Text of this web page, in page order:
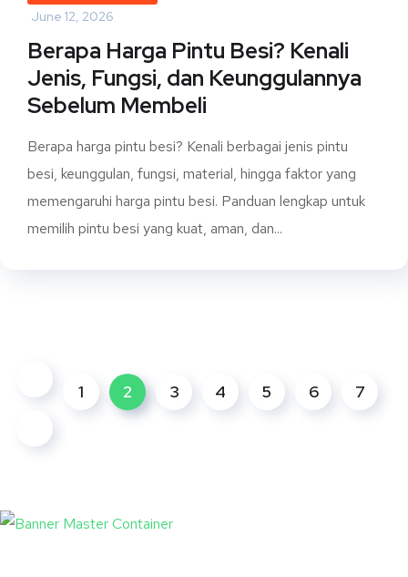
June 12, 2026
Berapa Harga Pintu Besi? Kenali
Jenis, Fungsi, dan Keunggulannya
Sebelum Membeli
Berapa harga pintu besi? Kenali berbagai jenis pintu
besi, keunggulan, fungsi, material, hingga faktor yang
memengaruhi harga pintu besi. Panduan lengkap untuk
memilih pintu besi yang kuat, aman, dan...
1 2 3 4 5 6 7